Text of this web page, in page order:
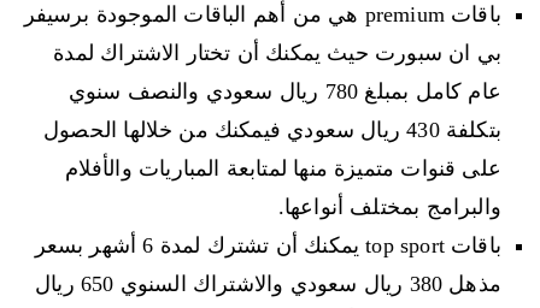
باقات premium هي من أهم الباقات الموجودة برسيفر
بي ان سبورت حيث يمكنك أن تختار الاشتراك لمدة
عام كامل بمبلغ 780 ريال سعودي والنصف سنوي
بتكلفة 430 ريال سعودي فيمكنك من خلالها الحصول
على قنوات متميزة منها لمتابعة المباريات والأفلام
والبرامج بمختلف أنواعها.
باقات top sport يمكنك أن تشترك لمدة 6 أشهر بسعر
مذهل 380 ريال سعودي والاشتراك السنوي 650 ريال